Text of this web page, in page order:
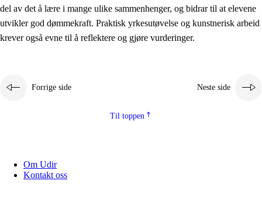
del av det å lære i mange ulike sammenhenger, og bidrar til at elevene
utvikler god dømmekraft. Praktisk yrkesutøvelse og kunstnerisk arbeid
krever også evne til å reflektere og gjøre vurderinger.
Forrige side Neste side
Til toppen
Om Udir
Kontakt oss